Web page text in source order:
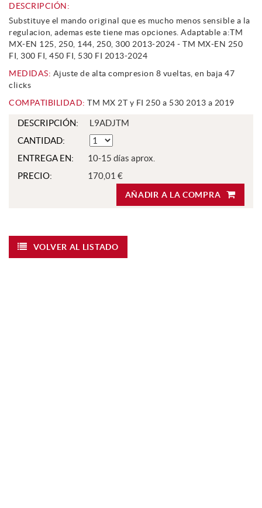
DESCRIPCIÓN:
Substituye el mando original que es mucho menos sensible a la
regulacion, ademas este tiene mas opciones. Adaptable a:TM
MX-EN 125, 250, 144, 250, 300 2013-2024 - TM MX-EN 250
FI, 300 FI, 450 FI, 530 FI 2013-2024
MEDIDAS: Ajuste de alta compresion 8 vueltas, en baja 47
clicks
COMPATIBILIDAD: TM MX 2T y FI 250 a 530 2013 a 2019
DESCRIPCIÓN:
L9ADJTM
CANTIDAD:
ENTREGA EN:
10-15 días aprox.
PRECIO:
170,01 €
AÑADIR A LA COMPRA
VOLVER AL LISTADO